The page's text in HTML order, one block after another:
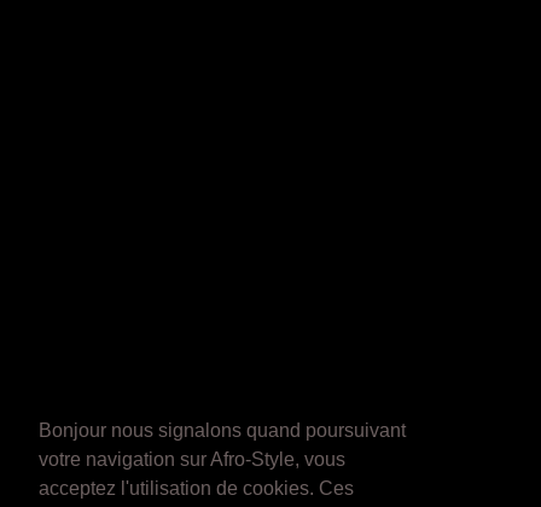
Bonjour nous signalons quand poursuivant
votre navigation sur Afro-Style, vous
acceptez l'utilisation de cookies. Ces